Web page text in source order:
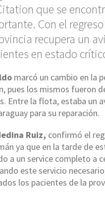
que se
Con el
recupera un
en estado
marcó un cambio en la
pues los mismos fueron
Entre la flota, estaba un
para su reparación.
Ruiz, confirmó el
ya que en la tarde de
a un service completo a
este servicio
los pacientes de la